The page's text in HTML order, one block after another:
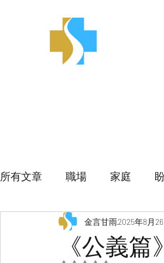
所有文章 職場 家庭
《公義
金言甘雨2025年8月